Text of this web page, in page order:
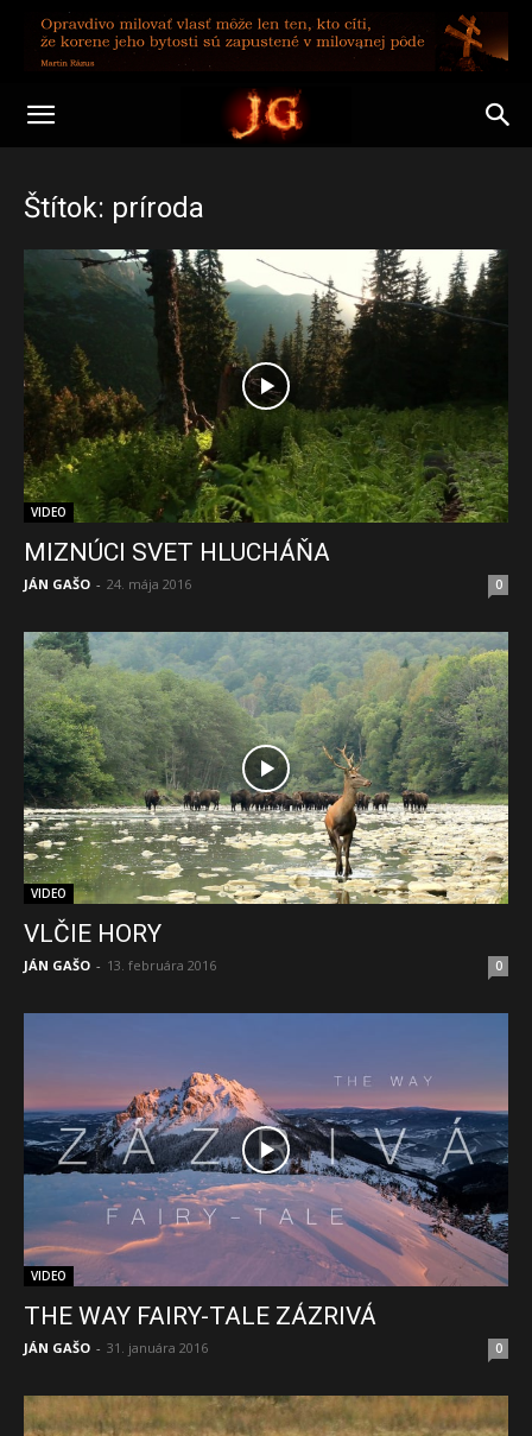
Štítok: príroda
VIDEO
MIZNÚCI SVET HLUCHÁŇA
JÁN GAŠO - 24. mája 2016 0
VIDEO
VLČIE HORY
JÁN GAŠO - 13. februára 2016 0
VIDEO
THE WAY FAIRY-TALE ZÁZRIVÁ
JÁN GAŠO - 31. januára 2016 0